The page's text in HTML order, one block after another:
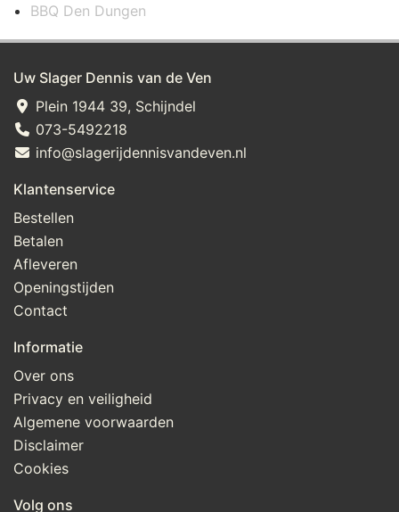
BBQ Den Dungen
Uw Slager Dennis van de Ven
Plein 1944 39, Schijndel
073-5492218
info@slagerijdennisvandeven.nl
Klantenservice
Bestellen
Betalen
Afleveren
Openingstijden
Contact
Informatie
Over ons
Privacy en veiligheid
Algemene voorwaarden
Disclaimer
Cookies
Volg ons